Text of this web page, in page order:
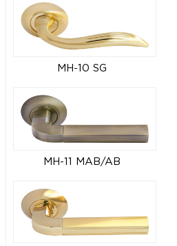
MH-10 SG
MH-11 MAB/AB